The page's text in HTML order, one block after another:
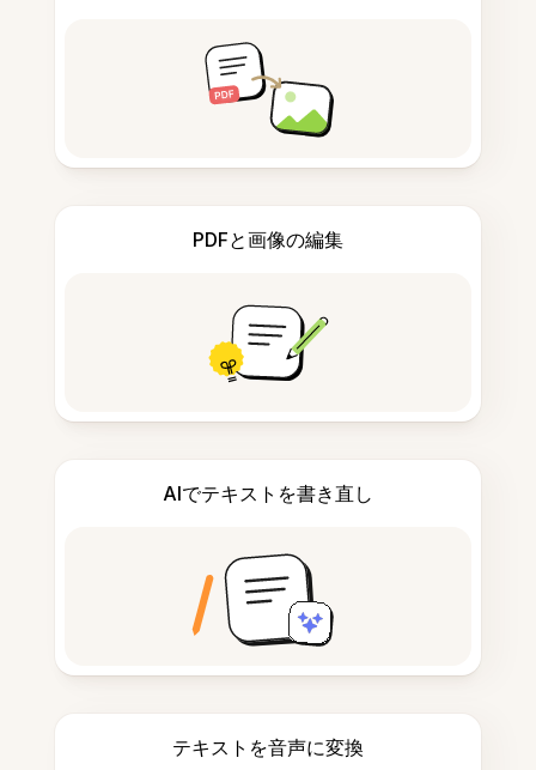
PDFと画像の編集
AIでテキストを書き直し
テキストを音声に変換